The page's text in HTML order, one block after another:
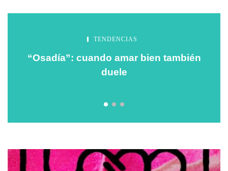
TENDENCIAS
“Osadía”: cuando amar bien también
duele